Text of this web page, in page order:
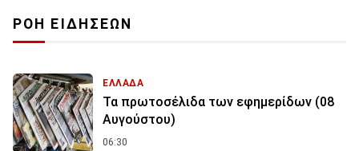
ΡΟΗ ΕΙΔΗΣΕΩΝ
ΕΛΛΑΔΑ
Τα πρωτοσέλιδα των εφημερίδων (08
Αυγούστου)
06:30